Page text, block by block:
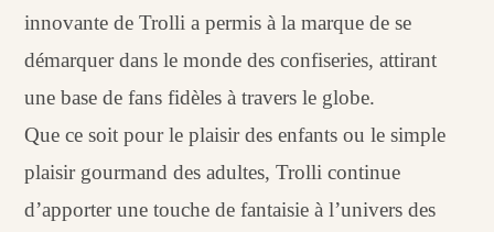
innovante de Trolli a permis à la marque de se
démarquer dans le monde des confiseries, attirant
une base de fans fidèles à travers le globe.
Que ce soit pour le plaisir des enfants ou le simple
plaisir gourmand des adultes, Trolli continue
d’apporter une touche de fantaisie à l’univers des